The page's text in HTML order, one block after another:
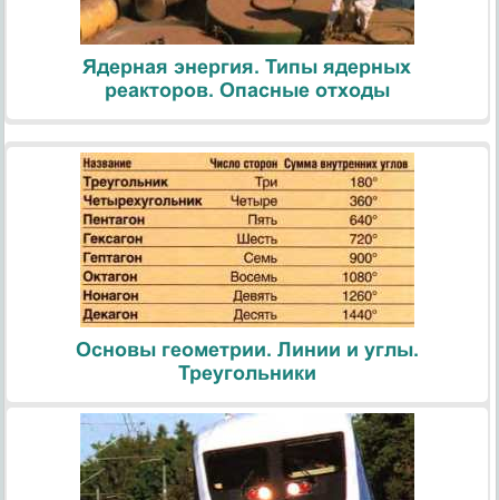
Ядерная энергия. Типы ядерных
реакторов. Опасные отходы
Основы геометрии. Линии и углы.
Треугольники